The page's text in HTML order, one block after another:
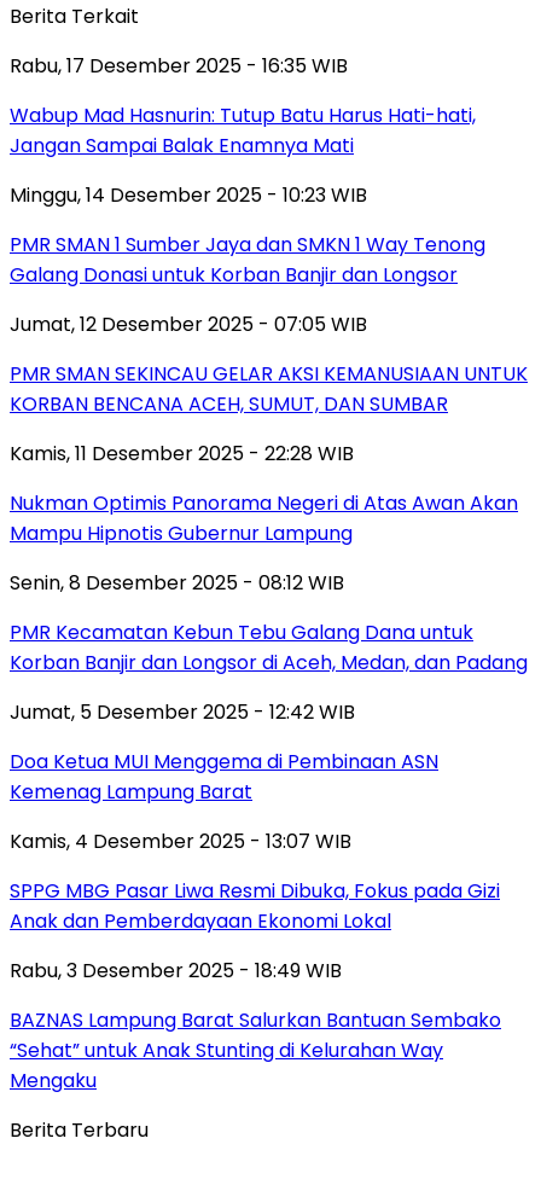
Berita Terkait
Rabu, 17 Desember 2025 - 16:35 WIB
Wabup Mad Hasnurin: Tutup Batu Harus Hati-hati,
Jangan Sampai Balak Enamnya Mati
Minggu, 14 Desember 2025 - 10:23 WIB
PMR SMAN 1 Sumber Jaya dan SMKN 1 Way Tenong
Galang Donasi untuk Korban Banjir dan Longsor
Jumat, 12 Desember 2025 - 07:05 WIB
PMR SMAN SEKINCAU GELAR AKSI KEMANUSIAAN UNTUK
KORBAN BENCANA ACEH, SUMUT, DAN SUMBAR
Kamis, 11 Desember 2025 - 22:28 WIB
Nukman Optimis Panorama Negeri di Atas Awan Akan
Mampu Hipnotis Gubernur Lampung
Senin, 8 Desember 2025 - 08:12 WIB
PMR Kecamatan Kebun Tebu Galang Dana untuk
Korban Banjir dan Longsor di Aceh, Medan, dan Padang
Jumat, 5 Desember 2025 - 12:42 WIB
Doa Ketua MUI Menggema di Pembinaan ASN
Kemenag Lampung Barat
Kamis, 4 Desember 2025 - 13:07 WIB
SPPG MBG Pasar Liwa Resmi Dibuka, Fokus pada Gizi
Anak dan Pemberdayaan Ekonomi Lokal
Rabu, 3 Desember 2025 - 18:49 WIB
BAZNAS Lampung Barat Salurkan Bantuan Sembako
“Sehat” untuk Anak Stunting di Kelurahan Way
Mengaku
Berita Terbaru